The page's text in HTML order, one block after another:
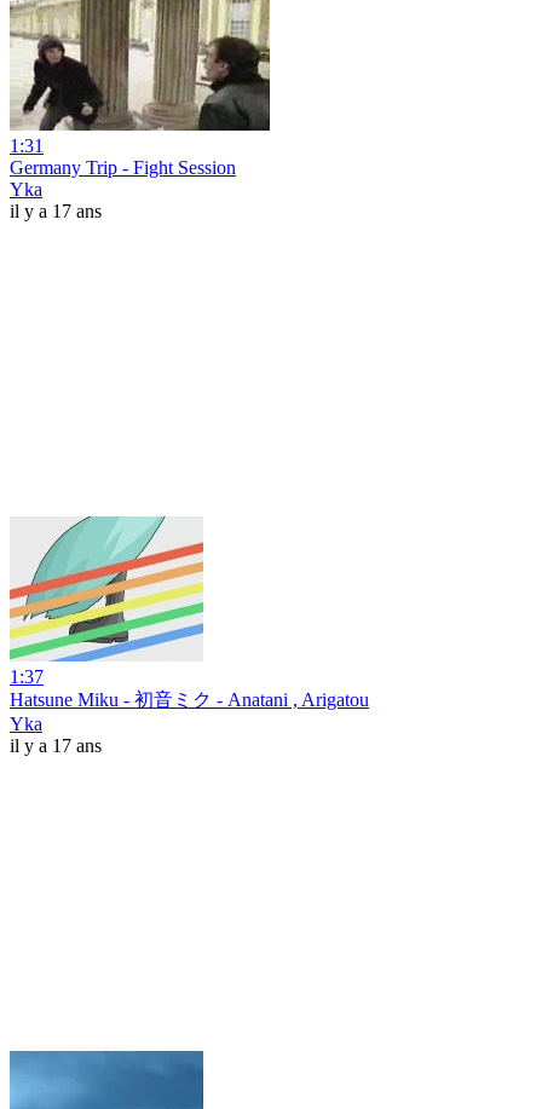
1:31
Germany Trip - Fight Session
Yka
il y a 17 ans
1:37
Hatsune Miku - 初音ミク - Anatani , Arigatou
Yka
il y a 17 ans